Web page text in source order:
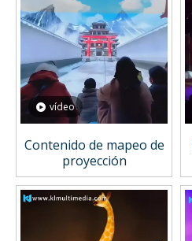
vídeo
Contenido de mapeo de
proyección